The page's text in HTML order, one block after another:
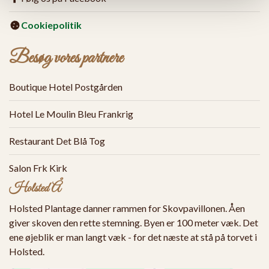
Cookiepolitik
Besøg vores partnere
Boutique Hotel Postgården
Hotel Le Moulin Bleu Frankrig
Restaurant Det Blå Tog
Salon Frk Kirk
Holsted Å
Holsted Plantage danner rammen for Skovpavillonen. Åen
giver skoven den rette stemning. Byen er 100 meter væk. Det
ene øjeblik er man langt væk - for det næste at stå på torvet i
Holsted.